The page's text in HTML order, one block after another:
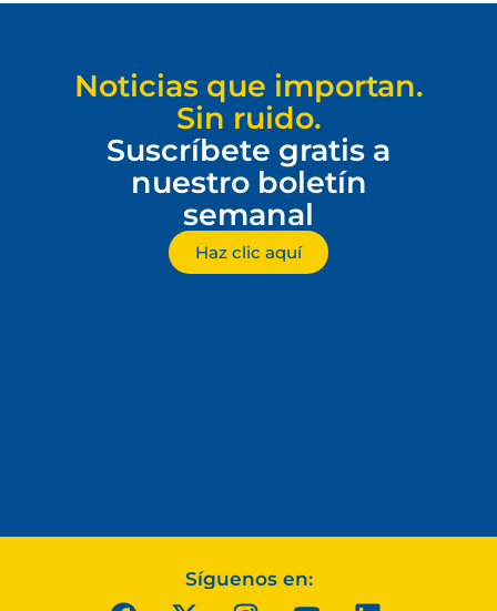
Noticias que importan.
Sin ruido.
Suscríbete gratis a
nuestro boletín
semanal
Haz clic aquí
Síguenos en: